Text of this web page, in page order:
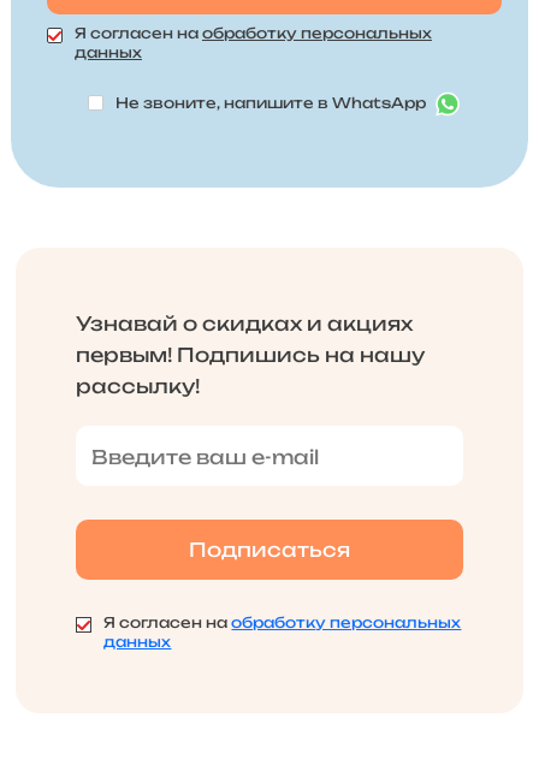
Я согласен на обработку персональных
данных
Не звоните, напишите в WhatsApp
Узнавай о скидках и акциях
первым! Подпишись на нашу
рассылку!
Я согласен наобработку персональных
данных